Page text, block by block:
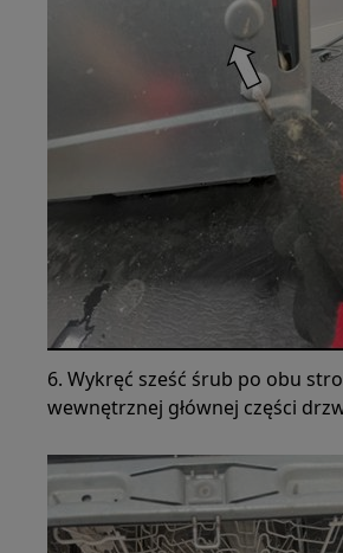
6. Wykręć sześć śrub po obu
wewnętrznej głównej części